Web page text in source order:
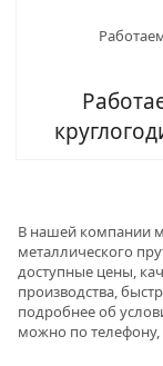
В нашей компании
металлического
доступные цены,
производства,
подробнее об
можно по телефону,